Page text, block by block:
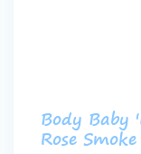
Body Baby
Rose Smoke